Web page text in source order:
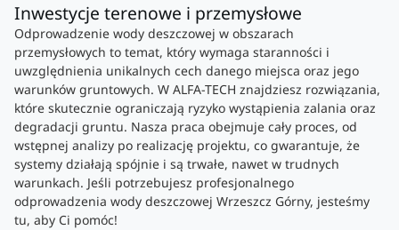
Inwestycje terenowe i przemysłowe
Odprowadzenie wody deszczowej w obszarach
przemysłowych to temat, który wymaga staranności i
uwzględnienia unikalnych cech danego miejsca oraz jego
warunków gruntowych. W ALFA-TECH znajdziesz rozwiązania,
które skutecznie ograniczają ryzyko wystąpienia zalania oraz
degradacji gruntu. Nasza praca obejmuje cały proces, od
wstępnej analizy po realizację projektu, co gwarantuje, że
systemy działają spójnie i są trwałe, nawet w trudnych
warunkach. Jeśli potrzebujesz profesjonalnego
odprowadzenia wody deszczowej Wrzeszcz Górny, jesteśmy
tu, aby Ci pomóc!